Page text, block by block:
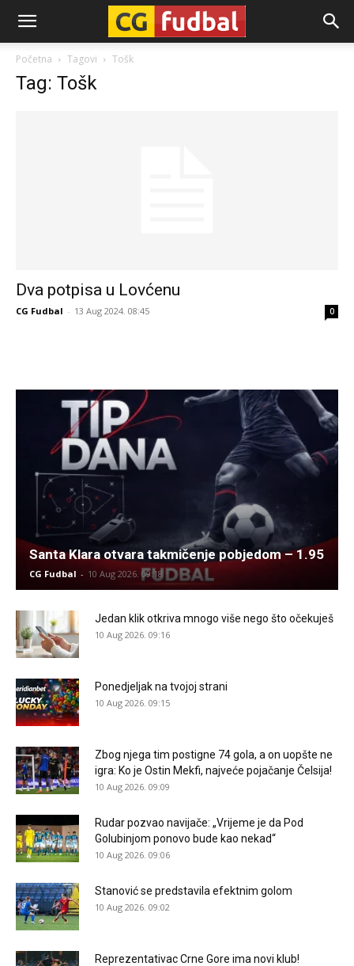
CG-
Fudbal
Početna Tagovi Tošk
Tag: Tošk
Dva potpisa u Lovćenu
CG Fudbal - 13 Aug 2024. 08:45 0
Santa Klara otvara takmičenje pobjedom – 1.95
CG Fudbal - 10 Aug 2026. 09:18
Jedan klik otkriva mnogo više nego što očekuješ
10 Aug 2026. 09:16
Ponedjeljak na tvojoj strani
10 Aug 2026. 09:15
Zbog njega tim postigne 74 gola, a on uopšte ne
igra: Ko je Ostin Mekfi, najveće pojačanje Čelsija!
10 Aug 2026. 09:09
Rudar pozvao navijače: „Vrijeme je da Pod
Golubinjom ponovo bude kao nekad“
10 Aug 2026. 09:06
Stanović se predstavila efektnim golom
10 Aug 2026. 09:02
Reprezentativac Crne Gore ima novi klub!